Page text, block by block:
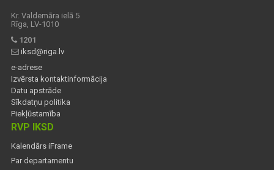
Kr. Valdemāra ielā 5
Rīga, LV-1010
1201
iksd@riga.lv
e-adrese
Izvērsta kontaktinformācija
Datu apstrāde
Sīkdatņu politika
Piekļūstamība
RVP IKSD
Kalendārs iFrame
Par departamentu